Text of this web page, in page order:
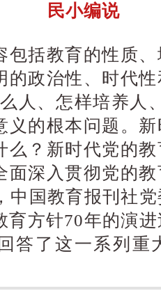
民小编说
包括教育的性质
的政治性、时代
人、怎样培养人
义的根本问题。
么？新时代党的
面深入贯彻党的
中国教育报刊社
育方针70年的演
答了这一系列重